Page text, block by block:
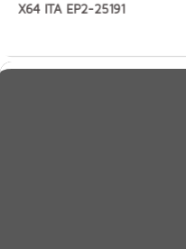
X64 ITA EP2-25191